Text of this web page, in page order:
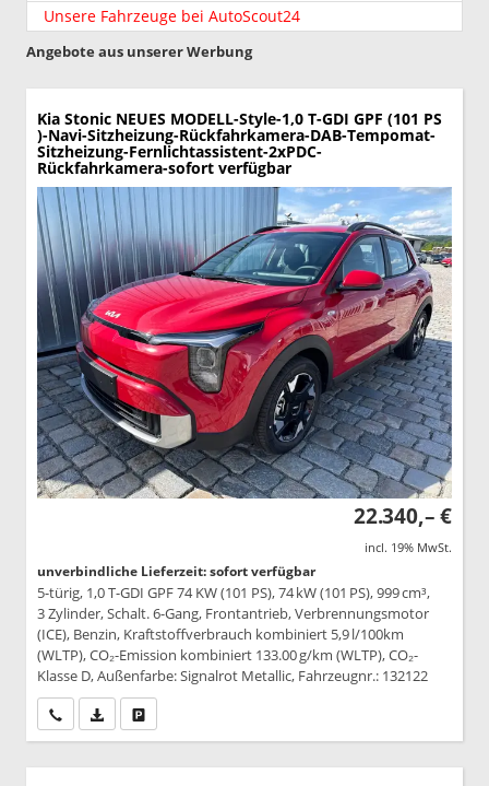
Unsere Fahrzeuge bei AutoScout24
Angebote aus unserer Werbung
Kia Stonic NEUES MODELL-Style-1,0 T-GDI GPF (101 PS
)-Navi-Sitzheizung-Rückfahrkamera-DAB-Tempomat-
Sitzheizung-Fernlichtassistent-2xPDC-
Rückfahrkamera-sofort verfügbar
22.340,– €
incl. 19% MwSt.
unverbindliche Lieferzeit: sofort verfügbar
5-türig, 1,0 T-GDI GPF 74 KW (101 PS), 74 kW (101 PS), 999 cm³,
3 Zylinder, Schalt. 6-Gang, Frontantrieb, Verbrennungsmotor
(ICE), Benzin, Kraftstoffverbrauch kombiniert 5,9 l/100km
(WLTP), CO₂-Emission kombiniert 133.00 g/km (WLTP), CO₂-
Klasse D, Außenfarbe: Signalrot Metallic, Fahrzeugnr.: 132122
Wir rufen Sie anPDF-Datei, Fahrzeugexposé drucken